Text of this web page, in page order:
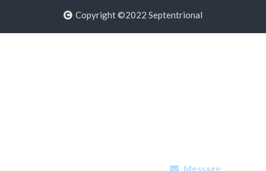
Copyright ©2022 Septentrional
Message